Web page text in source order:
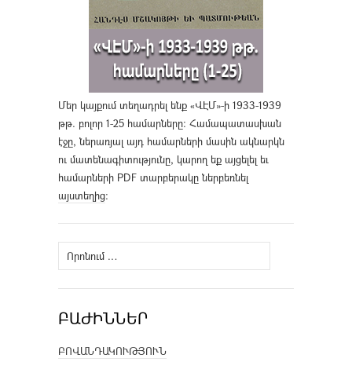
Մեր կայքում տեղադրել ենք «ՎԷՄ»-ի 1933-1939
թթ. բոլոր 1-25 համարները։ Համապատասխան
էջը, ներառյալ այդ համարների մասին ակնարկն
ու մատենագիտությունը, կարող եք այցելել եւ
համարների PDF տարբերակը ներբեռնել
այստեղից։
Որոնել՝
ԲԱԺԻՆՆԵՐ
ԲՈՎԱՆԴԱԿՈՒԹՅՈՒՆ